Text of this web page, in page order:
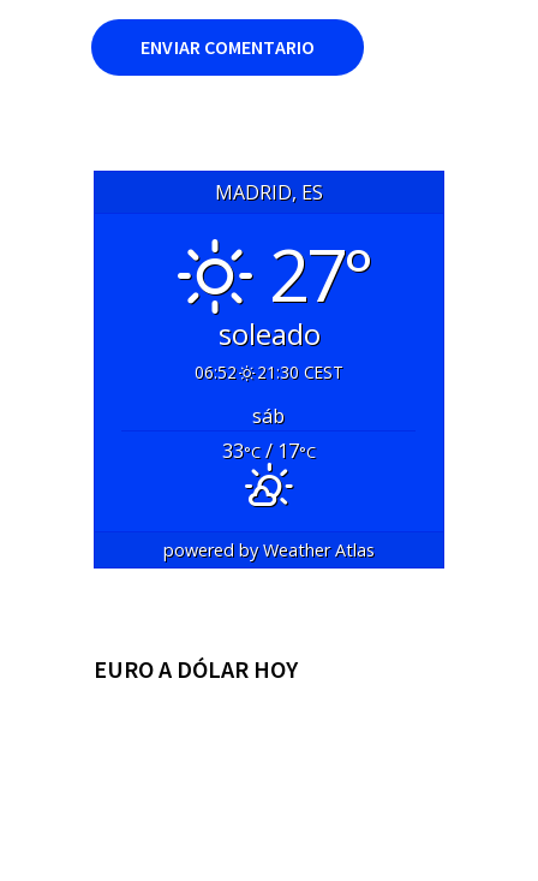
MADRID, ES
27°
soleado
06:52 21:30 CEST
sáb
33°C/ 17°C
powered byWeather Atlas
EURO A DÓLAR HOY